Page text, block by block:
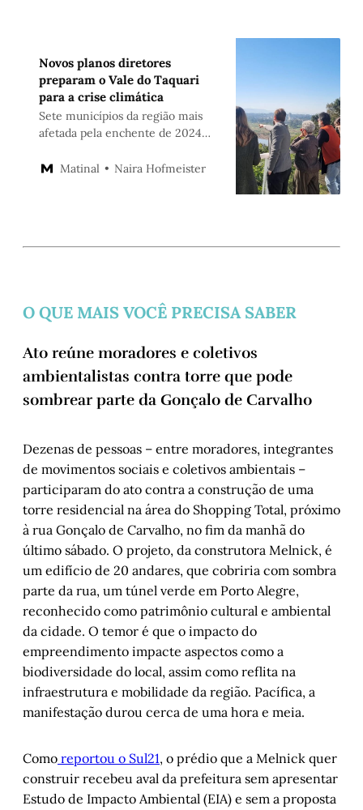
Novos planos diretores
preparam o Vale do Taquari
para a crise climática
Sete municípios da região mais
afetada pela enchente de 2024
base em mapeamentos de riscos
Matinal Naira Hofmeister
O QUE MAIS VOCÊ PRECISA SABER
Ato reúne moradores e coletivos
ambientalistas contra torre que pode
sombrear parte da Gonçalo de Carvalho
Dezenas de pessoas – entre moradores, integrantes
de movimentos sociais e coletivos ambientais –
participaram do ato contra a construção de uma
torre residencial na área do Shopping Total, próximo
à rua Gonçalo de Carvalho, no fim da manhã do
último sábado. O projeto, da construtora Melnick, é
um edifício de 20 andares, que cobriria com sombra
parte da rua, um túnel verde em Porto Alegre,
reconhecido como patrimônio cultural e ambiental
da cidade. O temor é que o impacto do
empreendimento impacte aspectos como a
biodiversidade do local, assim como reflita na
infraestrutura e mobilidade da região. Pacífica, a
manifestação durou cerca de uma hora e meia.
Como reportou o Sul21, o prédio que a Melnick quer
construir recebeu aval da prefeitura sem apresentar
Estudo de Impacto Ambiental (EIA) e sem a proposta